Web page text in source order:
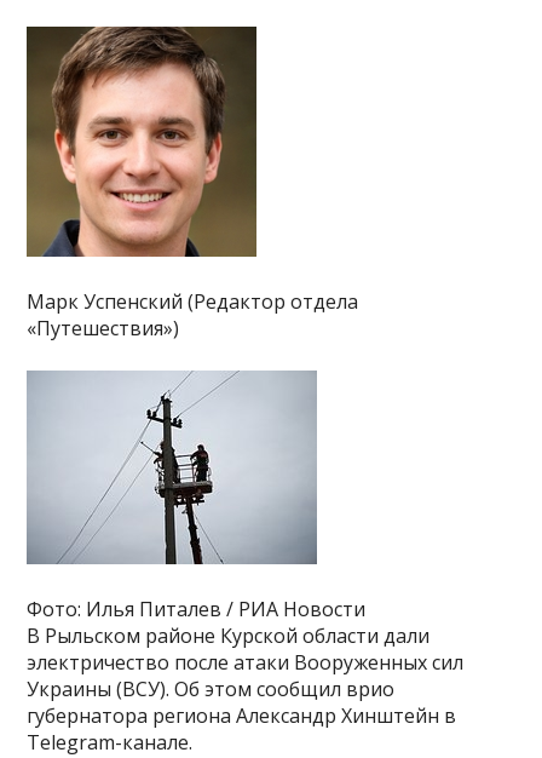
Марк Успенский (Редактор отдела
«Путешествия»)
Фото: Илья Питалев / РИА Новости
В Рыльском районе Курской области дали
электричество после атаки Вооруженных сил
Украины (ВСУ). Об этом сообщил врио
губернатора региона Александр Хинштейн в
Telegram-канале.